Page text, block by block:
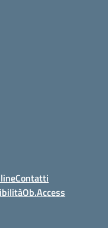
Contatti
Ob.Access